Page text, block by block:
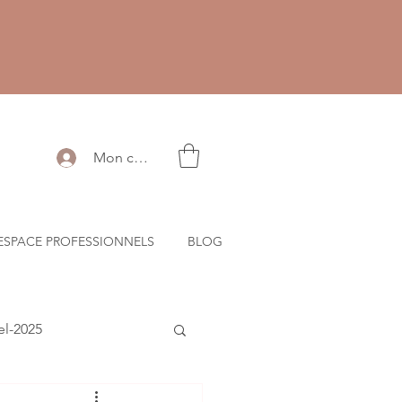
Mon compte
PROFESSIONNELS BLOG
2025